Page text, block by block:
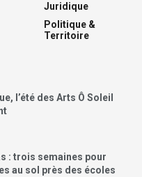
Juridique
Politique &
Territoire
l’été des Arts Ô Soleil
: trois semaines pour
au sol près des écoles